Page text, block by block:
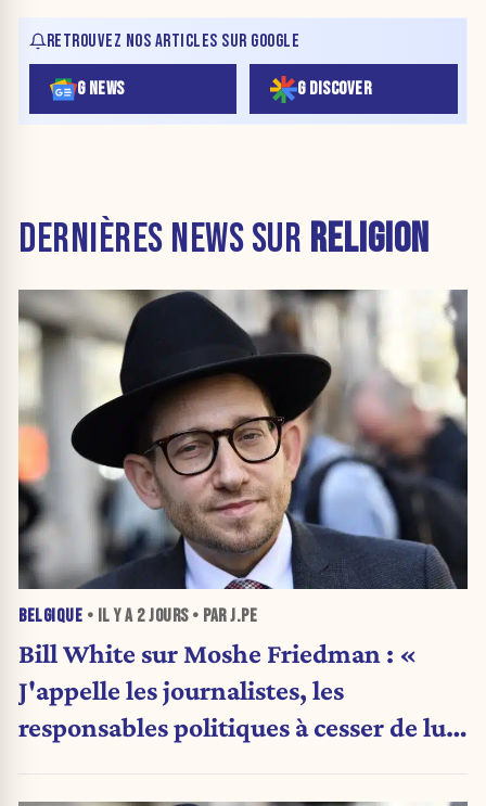
RETROUVEZ NOS ARTICLES SUR GOOGLE
G NEWS G DISCOVER
DERNIÈRES NEWS SUR RELIGION
BELGIQUE • IL Y A 2 JOURS• PAR J.PE
Bill White sur Moshe Friedman : «
J'appelle les journalistes, les
responsables politiques à cesser de lui